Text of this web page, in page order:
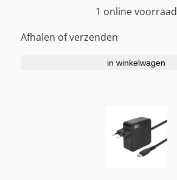
1 online voorraad
Afhalen of verzenden
in winkelwagen